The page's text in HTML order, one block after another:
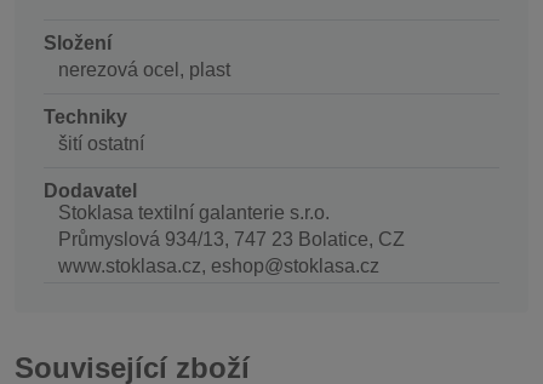
Složení
nerezová ocel, plast
Techniky
šití ostatní
Dodavatel
Stoklasa textilní galanterie s.r.o.
Průmyslová 934/13, 747 23 Bolatice, CZ
www.stoklasa.cz, eshop@stoklasa.cz
Související zboží